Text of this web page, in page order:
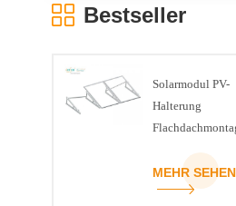
Bestseller
Solarmodul PV-
Halterung
Kit
MEHR SEHEN